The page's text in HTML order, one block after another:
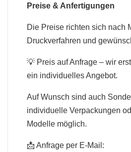
Preise & Anfertigungen
Die Preise richten sich nach
Druckverfahren und
💡 Preis auf Anfrage – wir
ein individuelles Angebot.
Auf Wunsch sind auch
individuelle Verpackungen
Modelle möglich.
📩 Anfrage per E-Mail: